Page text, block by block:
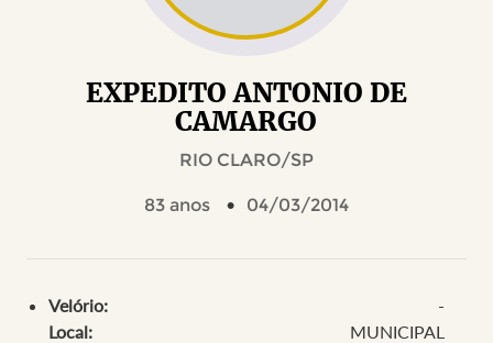
EXPEDITO ANTONIO DE
CAMARGO
RIO CLARO/SP
83 anos 04/03/2014
Velório:
-
Local:
MUNICIPAL